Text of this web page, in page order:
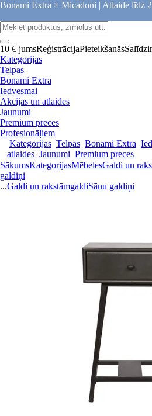
Bonami Extra × Micadoni | Atlaide līdz
10 € jumsReģistrācijaPieteikšanās
Kategorijas
Telpas
Bonami Extra
Iedvesmai
Akcijas un atlaides
Jaunumi
Premium preces
Profesionāļiem
Kategorijas Telpas Bonami Extra
atlaides Jaunumi Premium preces
SākumsKategorijasMēbelesGaldi un
galdiņi
...Galdi un rakstāmgaldiSānu galdiņi